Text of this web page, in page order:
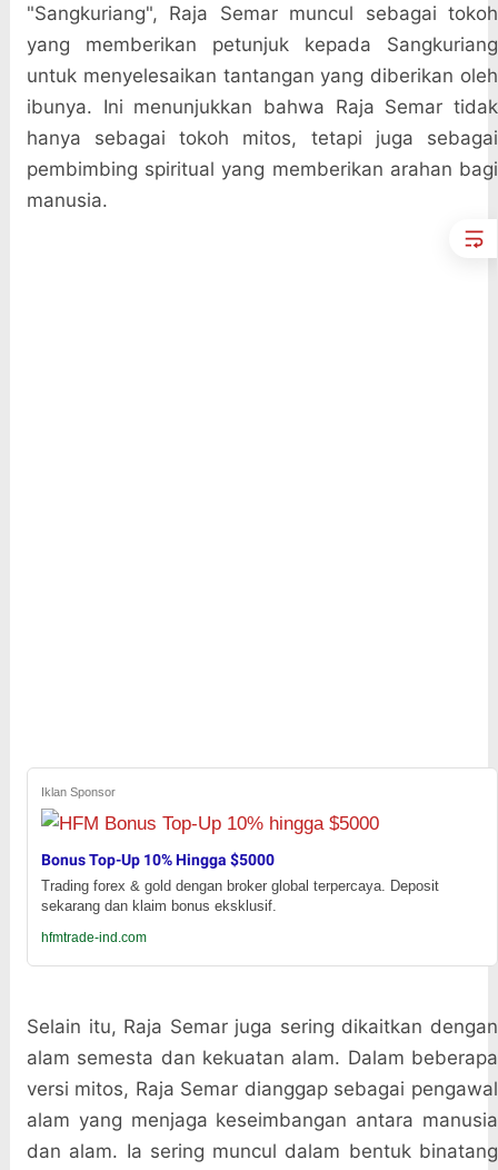
"Sangkuriang", Raja Semar muncul sebagai tokoh
yang memberikan petunjuk kepada Sangkuriang
untuk menyelesaikan tantangan yang diberikan oleh
ibunya. Ini menunjukkan bahwa Raja Semar tidak
hanya sebagai tokoh mitos, tetapi juga sebagai
pembimbing spiritual yang memberikan arahan bagi
manusia.
Iklan Sponsor
Bonus Top-Up 10% Hingga $5000
Trading forex & gold dengan broker global terpercaya. Deposit
sekarang dan klaim bonus eksklusif.
hfmtrade-ind.com
Selain itu, Raja Semar juga sering dikaitkan dengan
alam semesta dan kekuatan alam. Dalam beberapa
versi mitos, Raja Semar dianggap sebagai pengawal
alam yang menjaga keseimbangan antara manusia
dan alam. Ia sering muncul dalam bentuk binatang